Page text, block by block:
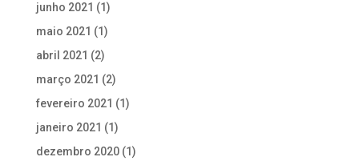
junho 2021 (1)
maio 2021 (1)
abril 2021 (2)
março 2021 (2)
fevereiro 2021 (1)
janeiro 2021 (1)
dezembro 2020(1)